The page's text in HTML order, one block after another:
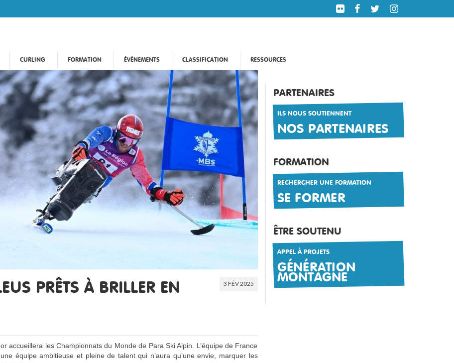
CURLING FORMATION ÉVÉNEMENTS CLASSIFICATION RESSOURCES
3 FÉV 2025
PRÊTS À BRILLER EN
accueillera les Championnats du Monde de Para Ski Alpin. L’équipe de France
équipe ambitieuse et pleine de talent qui n’aura qu’une envie, marquer les
PARTENAIRES
ILS NOUS SOUTIENNENT
NOS PARTENAIRES
FORMATION
RECHERCHER UNE FORMATION
SE FORMER
ÊTRE SOUTENU
APPEL À PROJETS
GÉNÉRATION
MONTAGNE